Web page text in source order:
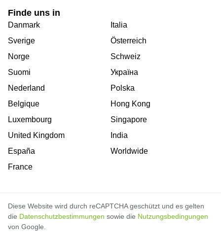
Finde uns in
Danmark
Sverige
Norge
Suomi
Nederland
Belgique
Luxembourg
United Kingdom
España
France
Italia
Österreich
Schweiz
Україна
Polska
Hong Kong
Singapore
India
Worldwide
Diese Website wird durch reCAPTCHA geschützt und es gelten
die Datenschutzbestimmungen sowie die Nutzungsbedingungen
von Google.